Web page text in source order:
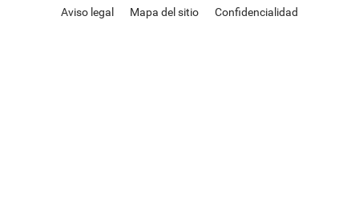
Aviso legal Mapa del sitio Confidencialidad